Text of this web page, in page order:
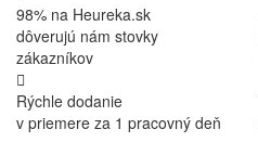
98% na Heureka.sk
dôverujú nám stovky
zákazníkov
Rýchle dodanie
v priemere za 1 pracovný deň